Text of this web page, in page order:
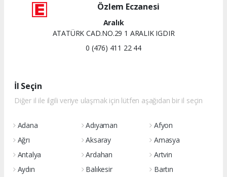
Özlem Eczanesi
Aralık
ATATÜRK CAD.NO.29 1 ARALIK IGDIR
0 (476) 411 22 44
İl Seçin
Diğer il ile ilgili veriye ulaşmak için lütfen aşağıdan bir il seçin
Adana Adıyaman
Afyon
Ağrı
Aksaray
Amasya
Antalya
Ardahan
Artvin
Aydın
Balıkesir
Bartın